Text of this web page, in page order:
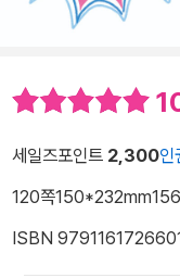
세일즈포인트 2,300인
120쪽150*232mm
ISBN